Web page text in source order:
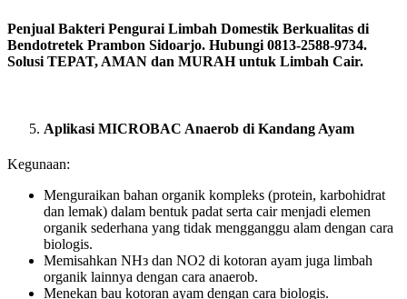
Penjual Bakteri Pengurai Limbah Domestik Berkualitas di
Bendotretek Prambon Sidoarjo. Hubungi 0813-2588-9734.
Solusi TEPAT, AMAN dan MURAH untuk Limbah Cair.
Aplikasi MICROBAC Anaerob di Kandang Ayam
Kegunaan:
Menguraikan bahan organik kompleks (protein, karbohidrat
dan lemak) dalam bentuk padat serta cair menjadi elemen
organik sederhana yang tidak mengganggu alam dengan cara
biologis.
Memisahkan NHз dan NO2 di kotoran ayam juga limbah
organik lainnya dengan cara anaerob.
Menekan bau kotoran ayam dengan cara biologis.